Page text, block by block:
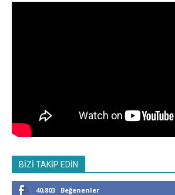
BİZİ TAKİP EDİN
40,803 Beğenenler